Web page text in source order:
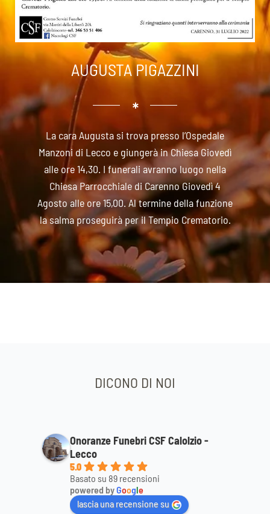
AUGUSTA PIGAZZINI
La cara Augusta si trova presso l’Ospedale
Manzoni di Lecco e giungerà in Chiesa Giovedì
alle ore 14,30. I funerali avranno luogo nella
Chiesa Parrocchiale di Carenno Giovedì 4
Agosto alle ore 15,00. Al termine della funzione
la salma proseguirà per il Tempio Crematorio.
DICONO DI NOI
Onoranze Funebri CSF Calolzio -
Lecco
5.0
Basato su 89 recensioni
powered byGoogle
lascia una recensione su